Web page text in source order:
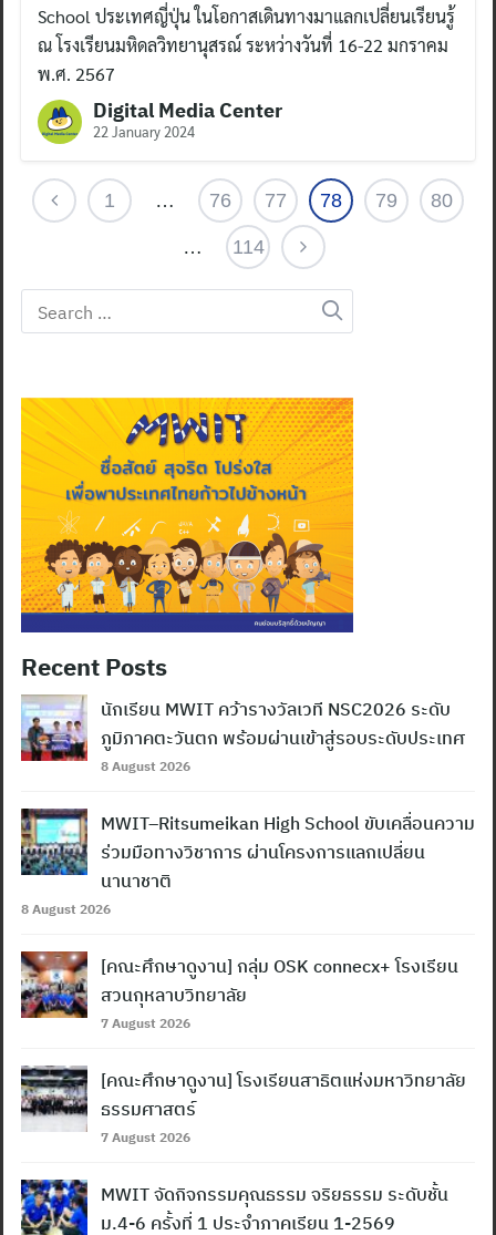
School ประเทศญี่ปุ่น ในโอกาสเดินทางมาแลกเปลี่ยนเรียนรู้
ณ โรงเรียนมหิดลวิทยานุสรณ์ ระหว่างวันที่ 16-22 มกราคม
พ.ศ. 2567
Digital Media Center
22 January 2024
1 … 76 77 78 79 80
… 114
Search
for:
Recent Posts
นักเรียน MWIT คว้ารางวัลเวที NSC2026 ระดับ
ภูมิภาคตะวันตก พร้อมผ่านเข้าสู่รอบระดับประเทศ
8 August 2026
MWIT–Ritsumeikan High School ขับเคลื่อนความ
ร่วมมือทางวิชาการ ผ่านโครงการแลกเปลี่ยน
นานาชาติ
8 August 2026
[คณะศึกษาดูงาน] กลุ่ม OSK connecx+ โรงเรียน
สวนกุหลาบวิทยาลัย
7 August 2026
[คณะศึกษาดูงาน] โรงเรียนสาธิตแห่งมหาวิทยาลัย
ธรรมศาสตร์
7 August 2026
MWIT จัดกิจกรรมคุณธรรม จริยธรรม ระดับชั้น
ม.4-6 ครั้งที่ 1 ประจำภาคเรียน 1-2569